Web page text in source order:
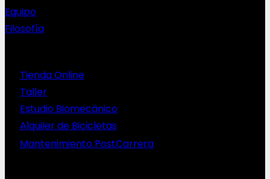
Equipo
Filosofía
Tienda Online
Taller
Estudio Biomecánico
Alquiler de Bicicletas
Mantenimiento PostCarrera